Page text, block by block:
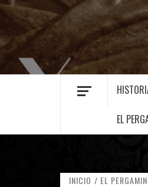
MANUEL FUENTES
EL
INICIO EL